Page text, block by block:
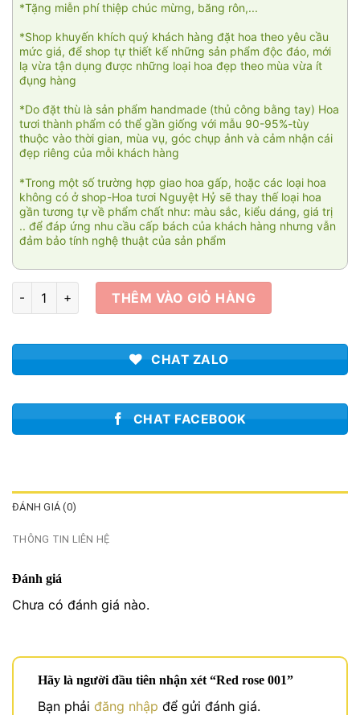
*Tặng miễn phí thiệp chúc mừng, băng rôn,...
*Shop khuyến khích quý khách hàng đặt hoa theo yêu cầu
mức giá, để shop tự thiết kế những sản phẩm độc đáo, mới
lạ vừa tận dụng được những loại hoa đẹp theo mùa vừa ít
đụng hàng
*Do đặt thù là sản phẩm handmade (thủ công bằng tay) Hoa
tươi thành phẩm có thể gần giống với mẫu 90-95%-tùy
thuộc vào thời gian, mùa vụ, góc chụp ảnh và cảm nhận cái
đẹp riêng của mỗi khách hàng
*Trong một số trường hợp giao hoa gấp, hoặc các loại hoa
không có ở shop-Hoa tươi Nguyệt Hỷ sẽ thay thế loại hoa
gần tương tự về phẩm chất như: màu sắc, kiểu dáng, giá trị
.. để đáp ứng nhu cầu cấp bách của khách hàng nhưng vẫn
đảm bảo tính nghệ thuật của sản phẩm
Red rose 001 số lượngTHÊM VÀO GIỎ HÀNG
CHAT ZALO
CHAT FACEBOOK
ĐÁNH GIÁ (0)
THÔNG TIN LIÊN HỆ
Đánh giá
Chưa có đánh giá nào.
Hãy là người đầu tiên nhận xét “Red rose 001”
Bạn phải đăng nhập để gửi đánh giá.